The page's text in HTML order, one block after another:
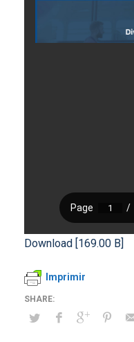
Download [169.00 B]
Imprimir